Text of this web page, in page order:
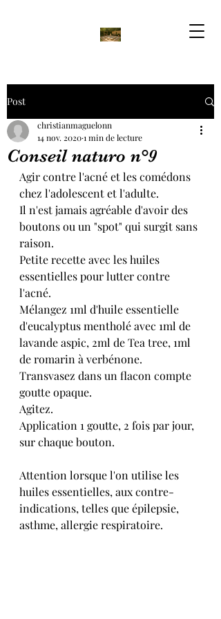
Post
Conseil naturo n°9
christianmaguelonn
14 nov. 20201 min de lecture
Agir contre l'acné et les comédons
chez l'adolescent et l'adulte.
Il n'est jamais agréable d'avoir des
boutons ou un "spot" qui surgit sans
raison.
Petite recette avec les huiles
essentielles pour lutter contre
l'acné.
Mélangez 1ml d'huile essentielle
d'eucalyptus mentholé avec 1ml de
lavande aspic, 2ml de Tea tree, 1ml
de romarin à verbénone.
Transvasez dans un flacon compte
goutte opaque.
Agitez.
Application 1 goutte, 2 fois par jour,
sur chaque bouton.
Attention lorsque l'on utilise les
huiles essentielles, aux contre-
indications, telles que épilepsie,
asthme, allergie respiratoire.